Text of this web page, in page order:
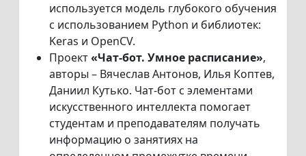
используется модель глубокого обучения
с использованием Python и библиотек:
Keras и OpenCV.
Проект«Чат-бот. Умное расписание»,
авторы – Вячеслав Антонов, Илья Коптев,
Даниил Кутько. Чат-бот с элементами
искусственного интеллекта помогает
студентам и преподавателям получать
информацию о занятиях на